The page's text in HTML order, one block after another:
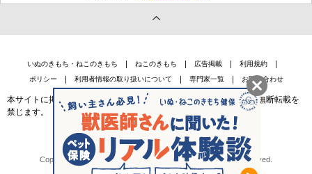
いぬのきもち・ねこのきもち ねこのきもち 広告掲載
利用規約
ポリシー
利用者情報の取り扱いについて 専門家一覧 お問い合わせ
本サイトに掲載されている記事・写真・イラスト等のコンテンツの無断転載を
禁じます。
会社案内 個人情報保護法に基づく公表事項等
Copyright © Benesse Style Care Group Co.,Ltd. All Rights Reserved.